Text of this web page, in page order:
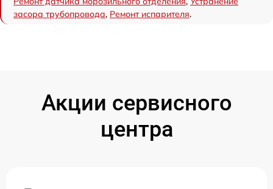
засора трубопровода, Ремонт испарителя.
Акции сервисного
центра